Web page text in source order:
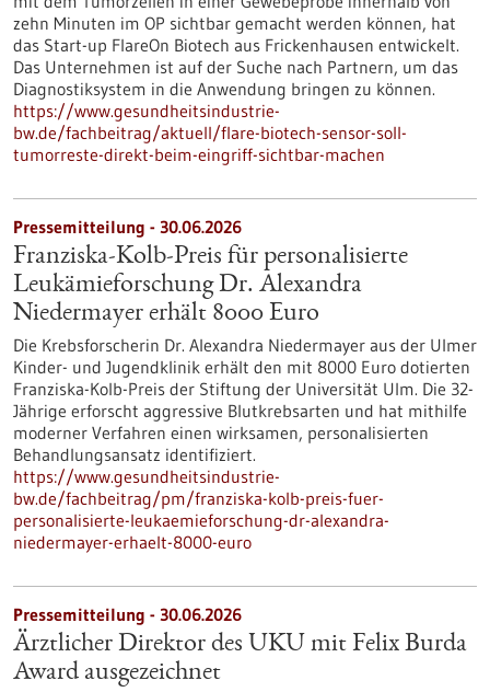
zehn Minuten im OP sichtbar gemacht werden können, hat
das Start-up FlareOn Biotech aus Frickenhausen entwickelt.
Das Unternehmen ist auf der Suche nach Partnern, um das
Diagnostiksystem in die Anwendung bringen zu können.
https://www.gesundheitsindustrie-
bw.de/fachbeitrag/aktuell/flare-biotech-sensor-soll-
tumorreste-direkt-beim-eingriff-sichtbar-machen
Pressemitteilung - 30.06.2026
Franziska-Kolb-Preis für personalisierte
Leukämieforschung Dr. Alexandra
Niedermayer erhält 8000 Euro
Die Krebsforscherin Dr. Alexandra Niedermayer aus der Ulmer
Kinder- und Jugendklinik erhält den mit 8000 Euro dotierten
Franziska-Kolb-Preis der Stiftung der Universität Ulm. Die 32-
Jährige erforscht aggressive Blutkrebsarten und hat mithilfe
moderner Verfahren einen wirksamen, personalisierten
Behandlungsansatz identifiziert.
https://www.gesundheitsindustrie-
bw.de/fachbeitrag/pm/franziska-kolb-preis-fuer-
personalisierte-leukaemieforschung-dr-alexandra-
niedermayer-erhaelt-8000-euro
Pressemitteilung - 30.06.2026
Ärztlicher Direktor des UKU mit Felix Burda
Award ausgezeichnet